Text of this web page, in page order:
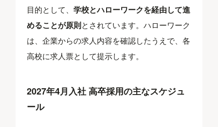
目的として、学校とハローワークを経由して進
めることが原則とされています。ハローワーク
は、企業からの求人内容を確認したうえで、各
高校に求人票として提示します。
2027年4月入社 高卒採用の主なスケジュ
ール